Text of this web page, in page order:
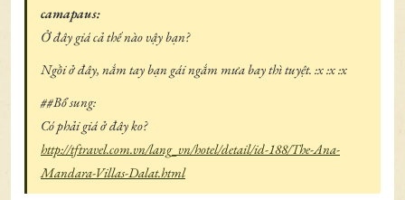
camapaus:
Ở đây giá cả thế nào vậy bạn?
Ngồi ở đây, nắm tay bạn gái ngắm mưa bay thì tuyệt. :x :x :x
##Bổ sung:
Có phải giá ở đây ko?
http://tftravel.com.vn/lang_vn/hotel/detail/id-188/The-Ana-
Mandara-Villas-Dalat.html